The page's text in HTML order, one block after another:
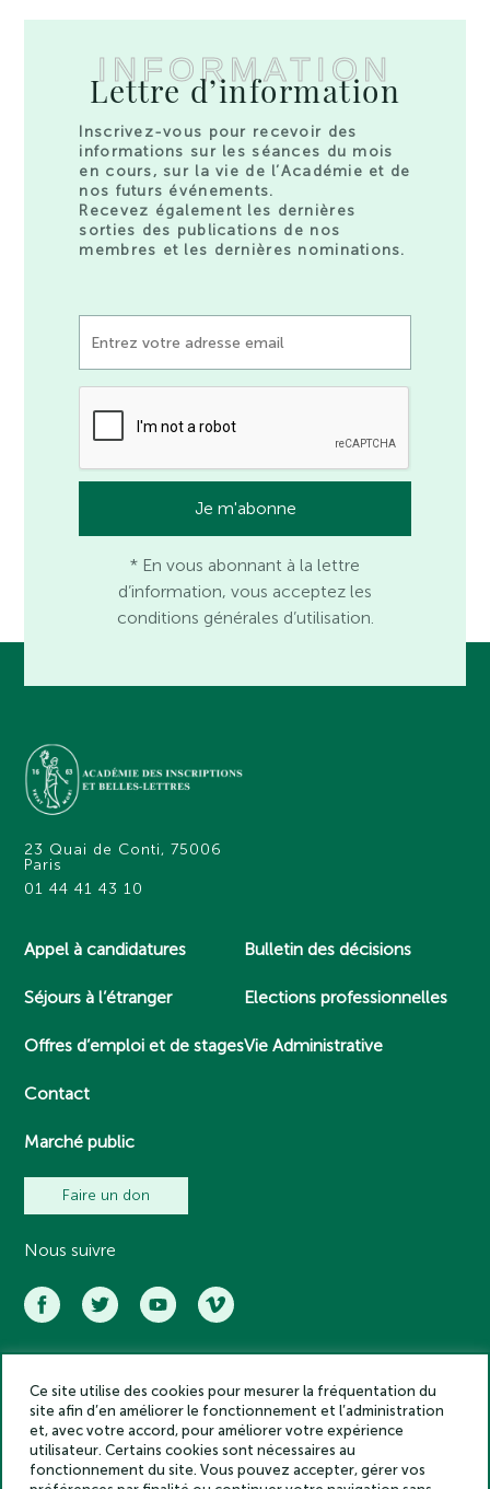
INFORMATION
Lettre d’information
Inscrivez-vous pour recevoir des
informations sur les séances du mois
en cours, sur la vie de l’Académie et de
nos futurs événements.
Recevez également les dernières
sorties des publications de nos
membres et les dernières nominations.
* En vous abonnant à la lettre
d’information, vous acceptez les
conditions générales d’utilisation.
23 Quai de Conti, 75006
Paris
01 44 41 43 10
Appel à candidatures
Séjours à l’étranger
Offres d’emploi et de stages
Contact
Marché public
Bulletin des décisions
Elections professionnelles
Vie Administrative
Faire un don
Nous suivre
Académie des inscriptions et belles lettres – Tous droits réservés
2025
Politique de confidentialité
Mentions légales
Ce site utilise des cookies pour mesurer la fréquentation du
site afin d’en améliorer le fonctionnement et l’administration
et, avec votre accord, pour améliorer votre expérience
utilisateur. Certains cookies sont nécessaires au
fonctionnement du site. Vous pouvez accepter, gérer vos